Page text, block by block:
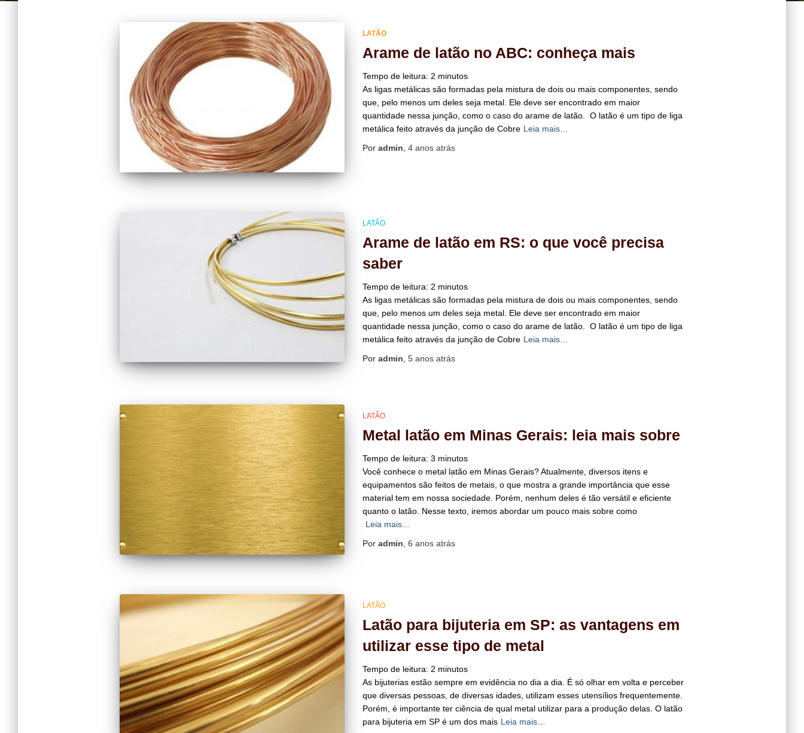
LATÃO
Arame de latão no ABC: conheça mais
Tempo de leitura: 2 minutos
As ligas metálicas são formadas pela mistura de dois ou mais componentes, sendo
que, pelo menos um deles seja metal. Ele deve ser encontrado em maior
quantidade nessa junção, como o caso do arame de latão. O latão é um tipo de liga
metálica feito através da junção de Cobre Leia mais…
Por admin 4 anosatrás
LATÃO
Arame de latão em RS: o que você precisa
saber
Tempo de leitura: 2 minutos
As ligas metálicas são formadas pela mistura de dois ou mais componentes, sendo
que, pelo menos um deles seja metal. Ele deve ser encontrado em maior
quantidade nessa junção, como o caso do arame de latão. O latão é um tipo de liga
metálica feito através da junção de Cobre Leia mais…
Por admin 5 anosatrás
LATÃO
Metal latão em Minas Gerais: leia mais sobre
Tempo de leitura: 3 minutos
Você conhece o metal latão em Minas Gerais? Atualmente, diversos itens e
equipamentos são feitos de metais, o que mostra a grande importância que esse
material tem em nossa sociedade. Porém, nenhum deles é tão versátil e eficiente
quanto o latão. Nesse texto, iremos abordar um pouco mais sobre como
Leia mais…
Por admin 6 anosatrás
LATÃO
Latão para bijuteria em SP: as vantagens em
utilizar esse tipo de metal
Tempo de leitura: 2 minutos
As bijuterias estão sempre em evidência no dia a dia. É só olhar em volta e perceber
que diversas pessoas, de diversas idades, utilizam esses utensílios frequentemente.
Porém, é importante ter ciência de qual metal utilizar para a produção delas. O latão
para bijuteria em SP é um dos mais Leia mais…